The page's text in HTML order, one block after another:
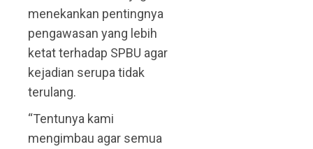
menekankan pentingnya
pengawasan yang lebih
ketat terhadap SPBU agar
kejadian serupa tidak
terulang.
“Tentunya kami
mengimbau agar semua